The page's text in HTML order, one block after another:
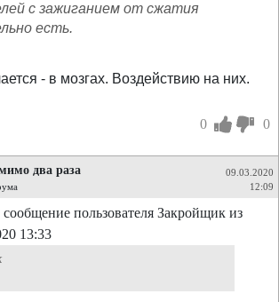
с зажиганием от сжатия
есть.
- в мозгах. Воздействию на них.
0 0
два раза
09.03.2020
12:09
пользователя Закройщик из
13:33